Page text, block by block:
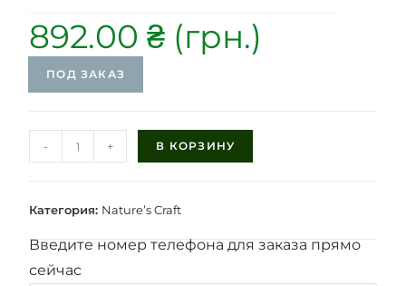
892.00₴
ПОД ЗАКАЗ
- + В КОРЗИНУ
Категория: Nature’s Craft
Введите номер телефона для заказа прямо
сейчас